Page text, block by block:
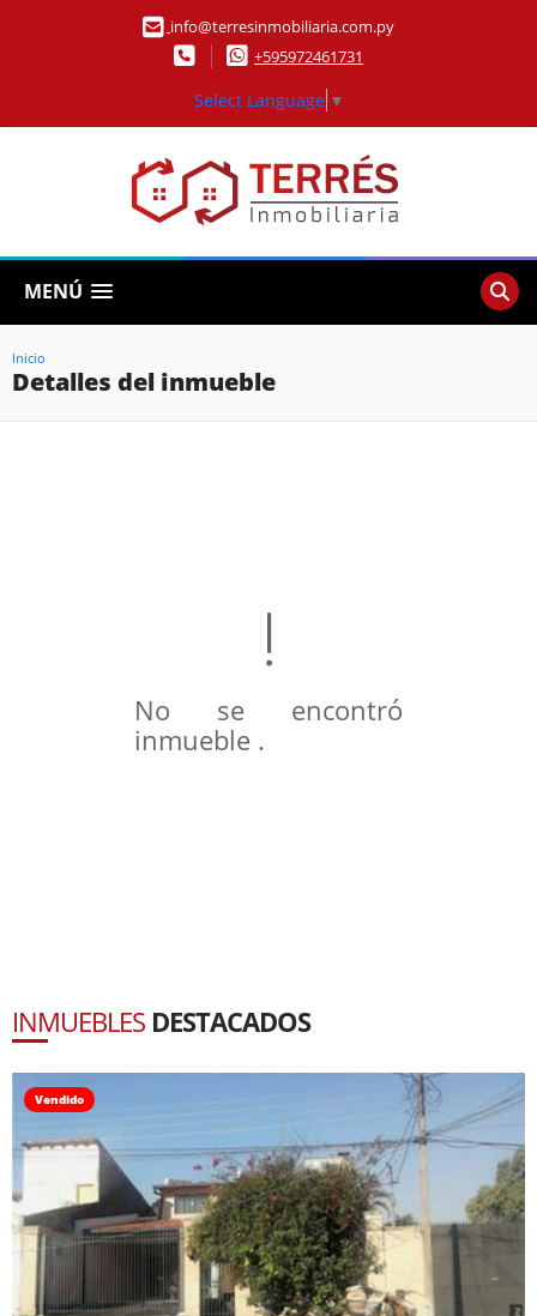
info@terresinmobiliaria.com.py
+595972461731
Select Language ▼
MENÚ
Inicio
Detalles del inmueble
No se encontró
inmueble .
INMUEBLES DESTACADOS
Vendido